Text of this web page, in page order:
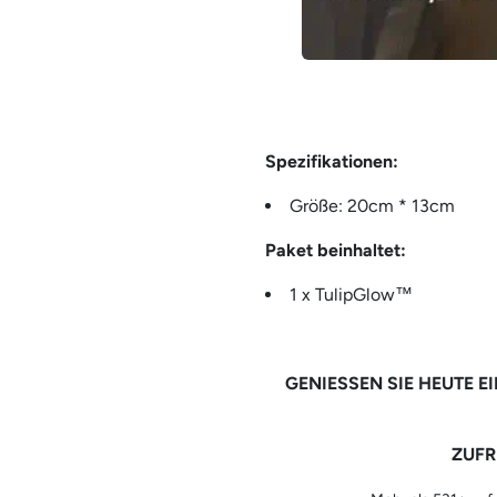
Spezifikationen:
Größe: 20cm * 13cm
Paket beinhaltet:
1 x TulipGlow™
GENIESSEN SIE HEUTE